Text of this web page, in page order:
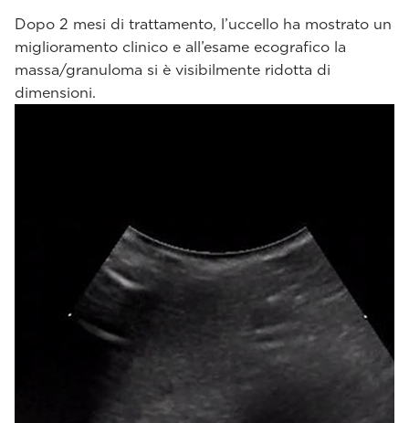
Dopo 2 mesi di trattamento, l’uccello ha mostrato un
miglioramento clinico e all’esame ecografico la
massa/granuloma si è visibilmente ridotta di
dimensioni.